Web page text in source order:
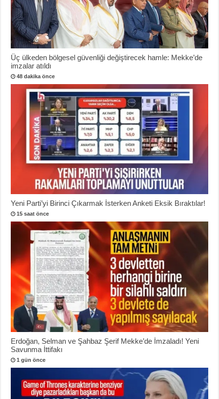
Üç ülkeden bölgesel güvenliği değiştirecek hamle: Mekke’de
imzalar atıldı
48 dakika önce
Yeni Parti’yi Birinci Çıkarmak İsterken Anketi Eksik Bıraktılar!
15 saat önce
Erdoğan, Selman ve Şahbaz Şerif Mekke’de İmzaladı! Yeni
Savunma İttifakı
1 gün önce